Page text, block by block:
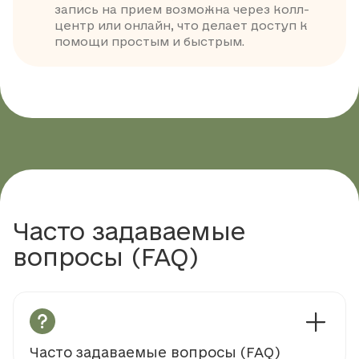
запись на прием возможна через колл-
центр или онлайн, что делает доступ к
помощи простым и быстрым.
Часто задаваемые
вопросы (FAQ)
Часто задаваемые вопросы (FAQ)